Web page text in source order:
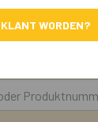
KLANT WORDEN?